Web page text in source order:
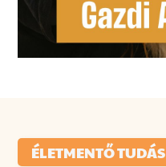
ÉLETMENTŐ TUDÁS